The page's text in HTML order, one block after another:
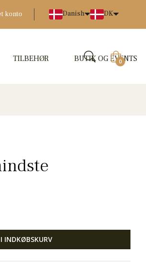
konto Danish DK
TILBEHØR BUTIK OG EVENTS
0
INDKØBSKURV